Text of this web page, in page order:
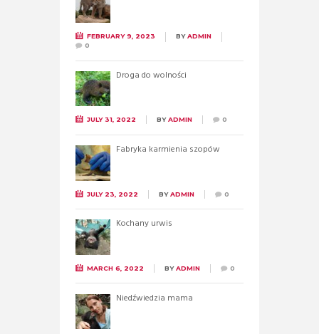
FEBRUARY 9, 2023 BYADMIN
0
Droga do wolności
JULY 31, 2022 BYADMIN 0
Fabryka karmienia szopów
JULY 23, 2022 BYADMIN 0
Kochany urwis
MARCH 6, 2022 BYADMIN 0
Niedźwiedzia mama